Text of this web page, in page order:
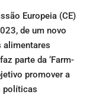
Europeia (CE)
de um novo
alimentares
parte da ‘Farm-
promover a
políticas